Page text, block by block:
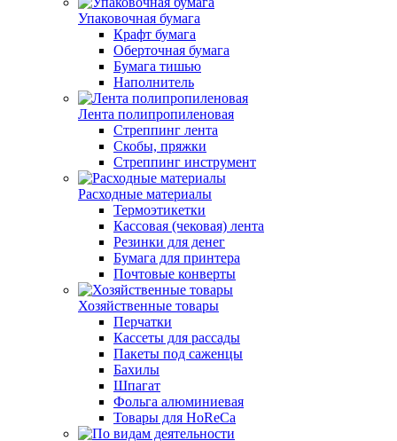
Упаковочная бумага
Крафт бумага
Оберточная бумага
Бумага тишью
Наполнитель
Лента полипропиленовая
Стреппинг лента
Скобы, пряжки
Стреппинг инструмент
Расходные материалы
Термоэтикетки
Кассовая (чековая) лента
Резинки для денег
Бумага для принтера
Почтовые конверты
Хозяйственные товары
Перчатки
Кассеты для рассады
Пакеты под саженцы
Бахилы
Шпагат
Фольга алюминиевая
Товары для HoReCa